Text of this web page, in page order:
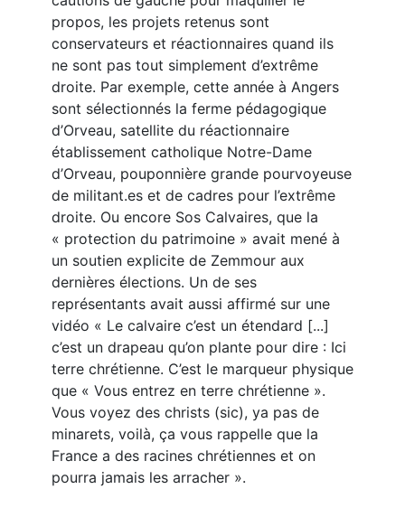
propos, les projets retenus sont
conservateurs et réactionnaires quand ils
ne sont pas tout simplement d’extrême
droite. Par exemple, cette année à Angers
sont sélectionnés la ferme pédagogique
d’Orveau, satellite du réactionnaire
établissement catholique Notre-Dame
d’Orveau, pouponnière grande pourvoyeuse
de militant.es et de cadres pour l’extrême
droite. Ou encore Sos Calvaires, que la
« protection du patrimoine » avait mené à
un soutien explicite de Zemmour aux
dernières élections. Un de ses
représentants avait aussi affirmé sur une
vidéo « Le calvaire c’est un étendard [...]
c’est un drapeau qu’on plante pour dire : Ici
terre chrétienne. C’est le marqueur physique
que « Vous entrez en terre chrétienne ».
Vous voyez des christs (sic), ya pas de
minarets, voilà, ça vous rappelle que la
France a des racines chrétiennes et on
pourra jamais les arracher ».